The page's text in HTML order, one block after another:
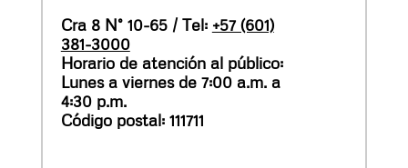
Cra 8 N° 10-65 / Tel: +57 (601)
381-3000
Horario de atención al público:
Lunes a viernes de 7:00 a.m. a
4:30 p.m.
Código postal: 111711